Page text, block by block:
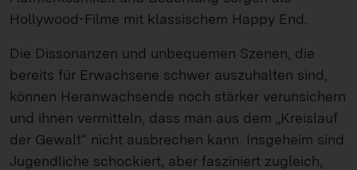
Hollywood-Filme mit klassischem Happy End.
Die Dissonanzen und unbequemen Szenen, die
bereits für Erwachsene schwer auszuhalten sind,
können Heranwachsende noch stärker verunsichern
und ihnen vermitteln, dass man aus dem „Kreislauf
der Gewalt“ nicht ausbrechen kann. Insgeheim sind
Jugendliche schockiert, aber fasziniert zugleich,